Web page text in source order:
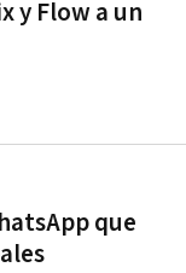
y Flow a un
que